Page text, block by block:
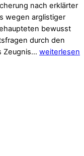
nach erklärter
wegen arglistiger
bewusst
durch den
Zeugnis… weiterlesen